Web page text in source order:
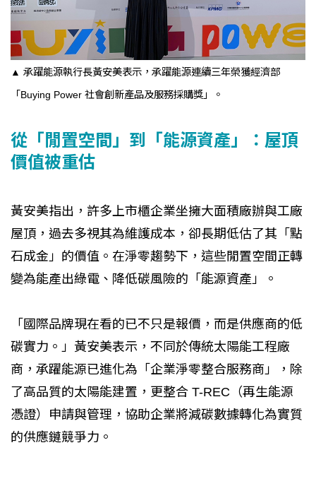
▲ 承躍能源執行長黃安美表示，承躍能源連續三年榮獲經濟部
「Buying Power 社會創新產品及服務採購獎」。
從「閒置空間」到「能源資產」：屋頂
價值被重估
黃安美指出，許多上市櫃企業坐擁大面積廠辦與工廠
屋頂，過去多視其為維護成本，卻長期低估了其「點
石成金」的價值。在淨零趨勢下，這些閒置空間正轉
變為能產出綠電、降低碳風險的「能源資產」。
「國際品牌現在看的已不只是報價，而是供應商的低
碳實力。」黃安美表示，不同於傳統太陽能工程廠
商，承躍能源已進化為「企業淨零整合服務商」，除
了高品質的太陽能建置，更整合 T-REC（再生能源
憑證）申請與管理，協助企業將減碳數據轉化為實質
的供應鏈競爭力。